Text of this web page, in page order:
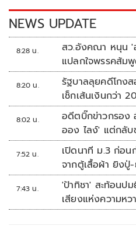
k k
NEWS UPDATE
8:28 น.
สว.อังคณา หนุน
แปลกใจพรรคส้ม
8:20 น.
รัฐบาลลุยคดีโกง
เช็กเส้นเงินกว่า
8:02 น.
อดีตบิ๊กข่าวกรอง
ออง ไลง์' แต่กลับ
7:52 น.
เปิดนาที ม.3 ก่อน
จากตู้เสื้อผ้า ยิงปู่-
7:43 น.
'ป้าทิชา' สะท้อนปม
เสียงแห่งความหว